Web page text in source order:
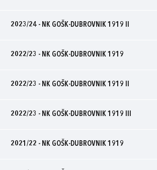
2023/24 - NK GOŠK-DUBROVNIK 1919 II
2022/23 - NK GOŠK-DUBROVNIK 1919
2022/23 - NK GOŠK-DUBROVNIK 1919 II
2022/23 - NK GOŠK-DUBROVNIK 1919 III
2021/22 - NK GOŠK-DUBROVNIK 1919